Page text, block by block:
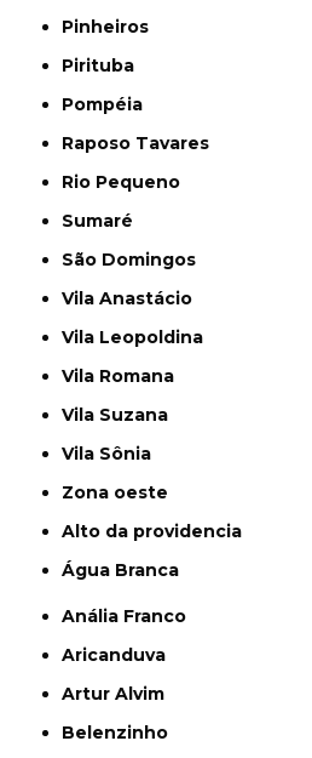
Pinheiros
Pirituba
Pompéia
Raposo Tavares
Rio Pequeno
Sumaré
São Domingos
Vila Anastácio
Vila Leopoldina
Vila Romana
Vila Suzana
Vila Sônia
Zona oeste
alto da providencia
Água Branca
Anália Franco
Aricanduva
Artur Alvim
Belenzinho